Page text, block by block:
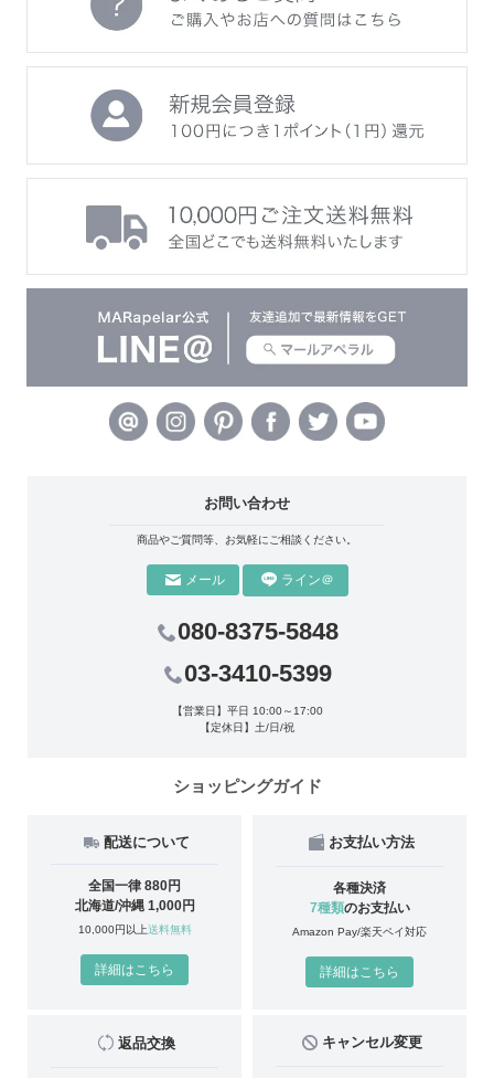
お問い合わせ
商品やご質問等、お気軽にご相談ください。
メール ライン＠
080-8375-5848
03-3410-5399
【営業日】平日 10:00～17:00
【定休日】土/日/祝
ショッピングガイド
配送について
全国一律 880円
北海道/沖縄 1,000円
10,000円以上送料無料
詳細はこちら
お支払い方法
各種決済
7種類のお支払い
Amazon Pay/楽天ペイ対応
詳細はこちら
返品交換 キャンセル変更